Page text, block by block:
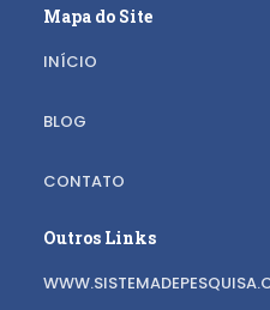
Mapa do Site
INÍCIO
BLOG
CONTATO
Outros Links